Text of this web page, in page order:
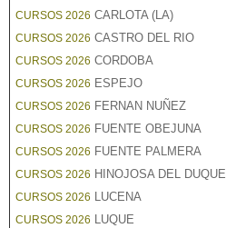
CURSOS 2026 CARLOTA (LA)
CURSOS 2026 CASTRO DEL RIO
CURSOS 2026 CORDOBA
CURSOS 2026 ESPEJO
CURSOS 2026 FERNAN NUÑEZ
CURSOS 2026 FUENTE OBEJUNA
CURSOS 2026 FUENTE PALMERA
CURSOS 2026 HINOJOSA DEL DUQUE
CURSOS 2026 LUCENA
CURSOS 2026 LUQUE